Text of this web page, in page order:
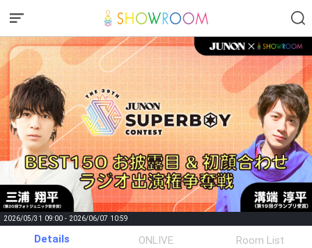
2026/05/31 09:00 - 2026/06/07 10:59
Gifting Comments
Details ONLIVE Room List